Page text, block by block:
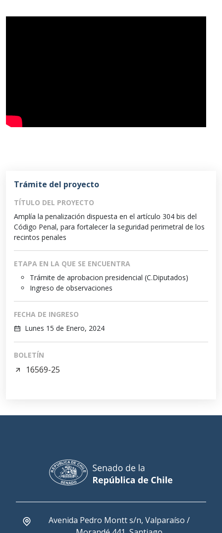
Trámite del proyecto
TÍTULO DEL PROYECTO
Amplía la penalización dispuesta en el artículo 304 bis del
Código Penal, para fortalecer la seguridad perimetral de los
recintos penales
ETAPA EN LA QUE SE ENCUENTRA
Trámite de aprobacion presidencial (C.Diputados)
Ingreso de observaciones
FECHA DE INGRESO
Lunes 15 de Enero, 2024
BOLETÍN
16569-25
Avenida Pedro Montt s/n, Valparaíso /